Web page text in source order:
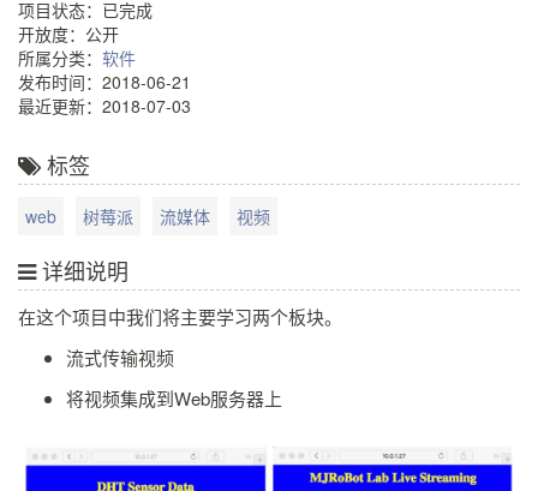
项目状态：已完成
开放度：公开
所属分类： 软件
发布时间：2018-06-21
最近更新：2018-07-03
标签
web 树莓派 流媒体 视频
详细说明
在这个项目中我们将主要学习两个板块。
流式传输视频
将视频集成到Web服务器上